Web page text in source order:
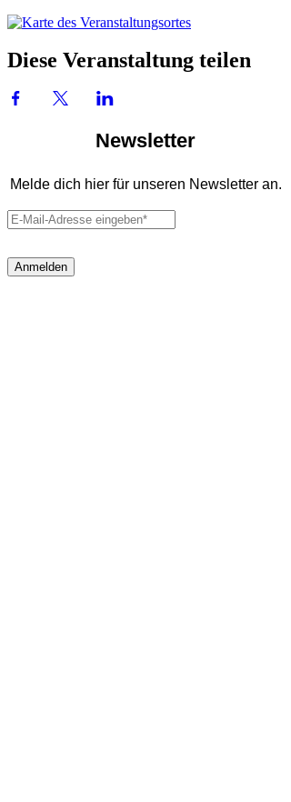
Diese Veranstaltung teilen
Newsletter
Melde dich hier für unseren Newsletter an.
Anmelden